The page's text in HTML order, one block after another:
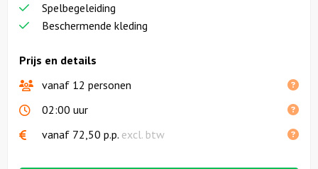
Prijs en details
vanaf 12 personen
02:00 uur
vanaf 72,50 p.p. excl. btw
Spelbegeleiding
Beschermende kleding